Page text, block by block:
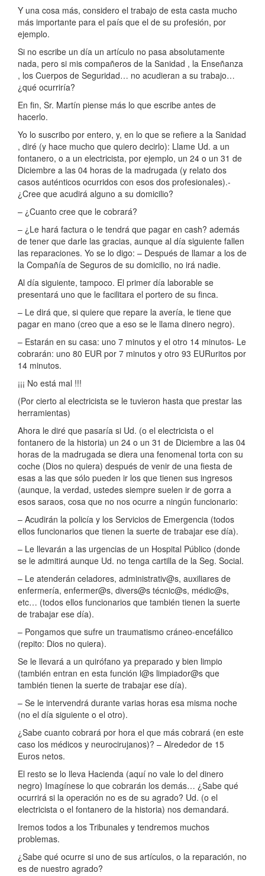
Y una cosa más, considero el trabajo de esta casta mucho
más importante para el país que el de su profesión, por
ejemplo.
Si no escribe un día un artículo no pasa absolutamente
nada, pero si mis compañeros de la Sanidad , la Enseñanza
, los Cuerpos de Seguridad… no acudieran a su trabajo…
¿qué ocurriría?
En fin, Sr. Martín piense más lo que escribe antes de
hacerlo.
Yo lo suscribo por entero, y, en lo que se refiere a la Sanidad
, diré (y hace mucho que quiero decirlo): Llame Ud. a un
fontanero, o a un electricista, por ejemplo, un 24 o un 31 de
Diciembre a las 04 horas de la madrugada (y relato dos
casos auténticos ocurridos con esos dos profesionales).-
¿Cree que acudirá alguno a su domicilio?
– ¿Cuanto cree que le cobrará?
– ¿Le hará factura o le tendrá que pagar en cash? además
de tener que darle las gracias, aunque al día siguiente fallen
las reparaciones. Yo se lo digo: – Después de llamar a los de
la Compañía de Seguros de su domicilio, no irá nadie.
Al día siguiente, tampoco. El primer día laborable se
presentará uno que le facilitara el portero de su finca.
– Le dirá que, si quiere que repare la avería, le tiene que
pagar en mano (creo que a eso se le llama dinero negro).
– Estarán en su casa: uno 7 minutos y el otro 14 minutos- Le
cobrarán: uno 80 EUR por 7 minutos y otro 93 EURuritos por
14 minutos.
¡¡¡ No está mal !!!
(Por cierto al electricista se le tuvieron hasta que prestar las
herramientas)
Ahora le diré que pasaría si Ud. (o el electricista o el
fontanero de la historia) un 24 o un 31 de Diciembre a las 04
horas de la madrugada se diera una fenomenal torta con su
coche (Dios no quiera) después de venir de una fiesta de
esas a las que sólo pueden ir los que tienen sus ingresos
(aunque, la verdad, ustedes siempre suelen ir de gorra a
esos saraos, cosa que no nos ocurre a ningún funcionario:
– Acudirán la policía y los Servicios de Emergencia (todos
ellos funcionarios que tienen la suerte de trabajar ese día).
– Le llevarán a las urgencias de un Hospital Público (donde
se le admitirá aunque Ud. no tenga cartilla de la Seg. Social.
– Le atenderán celadores, administrativ@s, auxiliares de
enfermería, enfermer@s, divers@s técnic@s, médic@s,
etc… (todos ellos funcionarios que también tienen la suerte
de trabajar ese día).
– Pongamos que sufre un traumatismo cráneo-encefálico
(repito: Dios no quiera).
Se le llevará a un quirófano ya preparado y bien limpio
(también entran en esta función l@s limpiador@s que
también tienen la suerte de trabajar ese día).
– Se le intervendrá durante varias horas esa misma noche
(no el día siguiente o el otro).
¿Sabe cuanto cobrará por hora el que más cobrará (en este
caso los médicos y neurocirujanos)? – Alrededor de 15
Euros netos.
El resto se lo lleva Hacienda (aquí no vale lo del dinero
negro) Imagínese lo que cobrarán los demás… ¿Sabe qué
ocurrirá si la operación no es de su agrado? Ud. (o el
electricista o el fontanero de la historia) nos demandará.
Iremos todos a los Tribunales y tendremos muchos
problemas.
¿Sabe qué ocurre si uno de sus artículos, o la reparación, no
es de nuestro agrado?